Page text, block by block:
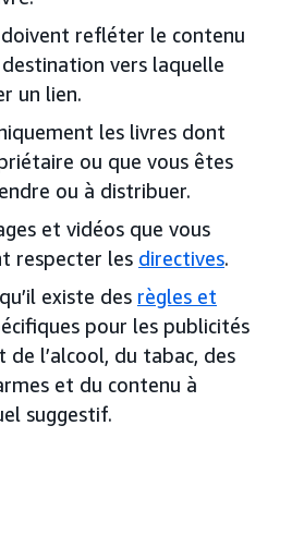
refléter le contenu
vers laquelle
un lien.
les livres dont
ou que vous êtes
ou à distribuer.
et vidéos que vous
respecter les directives.
existe des règles et
pour les publicités
de l’alcool, du tabac, des
et du contenu à
suggestif.